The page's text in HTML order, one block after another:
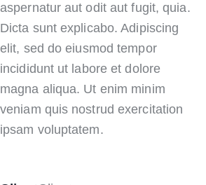
aspernatur aut odit aut fugit, quia.
Dicta sunt explicabo. Adipiscing
elit, sed do eiusmod tempor
incididunt ut labore et dolore
magna aliqua. Ut enim minim
veniam quis nostrud exercitation
ipsam voluptatem.